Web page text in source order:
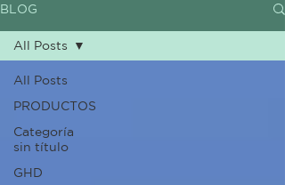
BLOG
All Posts
PRODUCTOS
Categoría
sin título
GHD
All Posts